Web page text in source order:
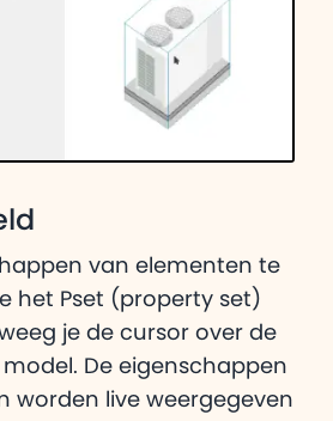
van elementen te
het Pset (property set)
je de cursor over de
De eigenschappen
worden live weergegeven